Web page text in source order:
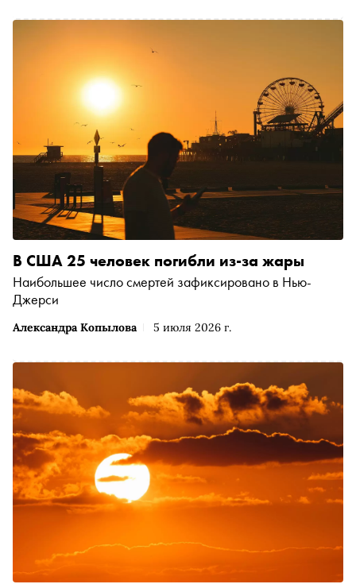
Александра Копылова 5 июля 2026 г.
В США 25 человек погибли из-за жары
Наибольшее число смертей зафиксировано в Нью-
Джерси